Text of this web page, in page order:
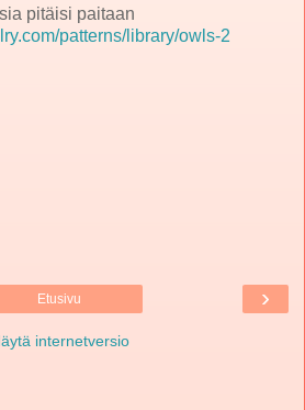
pitäisi paitaan
patterns/library/owls-2
›
Etusivu
internetversio